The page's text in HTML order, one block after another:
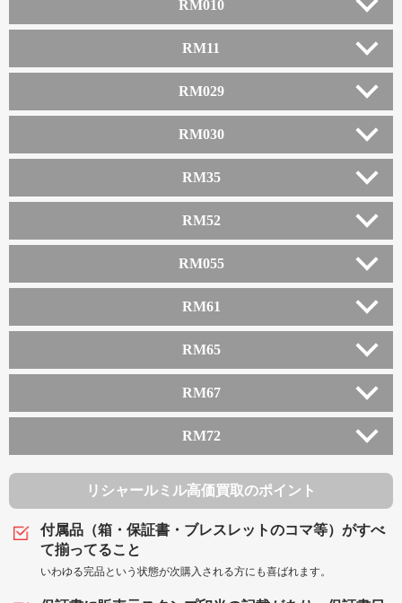
RM010
RM11
RM029
RM030
RM35
RM52
RM055
RM61
RM65
RM67
RM72
リシャールミル高価買取のポイント
付属品（箱・保証書・ブレスレットのコマ等）がすべ
て揃ってること
いわゆる完品という状態が次購入される方にも喜ばれます。